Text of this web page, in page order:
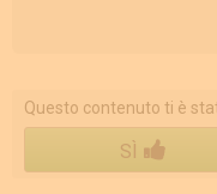
Questo contenuto ti è
SÌ